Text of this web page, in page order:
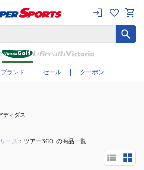
ブランド セール クーポン
さらに絞り込む
ディダス
ーズ ツアー360 の商品一覧